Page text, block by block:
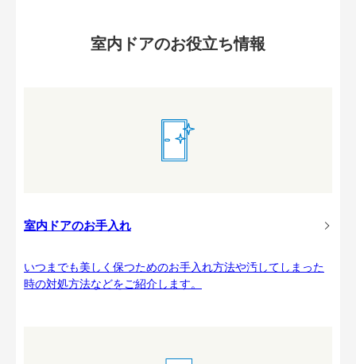
室内ドアのお役立ち情報
室内ドアのお手入れ
いつまでも美しく保つためのお手入れ方法や汚してしまった
時の対処方法などをご紹介します。